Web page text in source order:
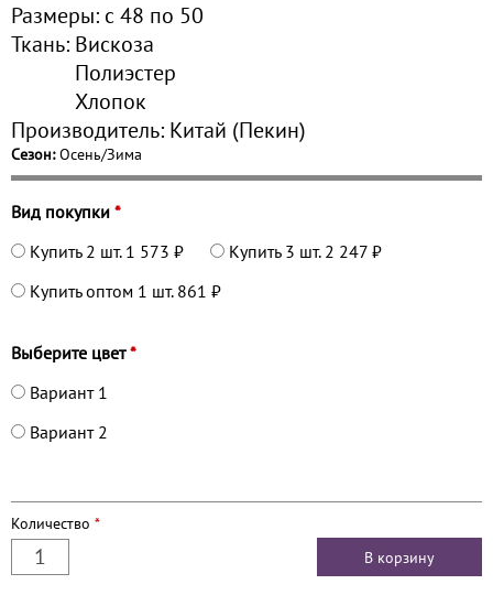
Размеры: с 48 по 50
Ткань: Вискоза
Полиэстер
Хлопок
Производитель: Китай (Пекин)
Сезон:Осень/Зима
Вид покупки *
Купить 2 шт. 1 573 ₽ Купить 3 шт. 2 247 ₽
Купить оптом 1 шт. 861 ₽
Выберите цвет*
Вариант 1
Вариант 2
Количество *